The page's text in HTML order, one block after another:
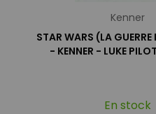
Kenner
STAR WARS (LA GUERRE
- KENNER - LUKE
En stock